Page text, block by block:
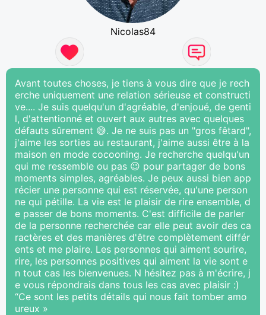
Nicolas84
Avant toutes choses, je tiens à vous dire que je rech
erche uniquement une relation sérieuse et constructi
ve.... Je suis quelqu'un d'agréable, d'enjoué, de genti
l, d'attentionné et ouvert aux autres avec quelques
défauts sûrement 😅. Je ne suis pas un "gros fêtard",
j'aime les sorties au restaurant, j'aime aussi être à la
maison en mode cocooning. Je recherche quelqu'un
qui me ressemble ou pas 😉 pour partager de bons
moments simples, agréables. Je peux aussi bien app
récier une personne qui est réservée, qu'une person
ne qui pétille. La vie est le plaisir de rire ensemble, d
e passer de bons moments. C'est difficile de parler
de la personne recherchée car elle peut avoir des ca
ractères et des manières d'être complètement différ
ents et me plaire. Les personnes qui aiment sourire,
rire, les personnes positives qui aiment la vie sont e
n tout cas les bienvenues. N hésitez pas à m'écrire, j
e vous répondrais dans tous les cas avec plaisir :)
“Ce sont les petits détails qui nous fait tomber amo
ureux »